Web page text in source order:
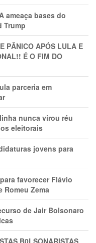
ameaça bases do
Trump
PÂNlCO APÓS LULA E
É O FIM DO
parceria em
nunca virou réu
eleitorais
jovens para
favorecer Flávio
Zema
de Jair Bolsonaro
B0LSONARlSTAS